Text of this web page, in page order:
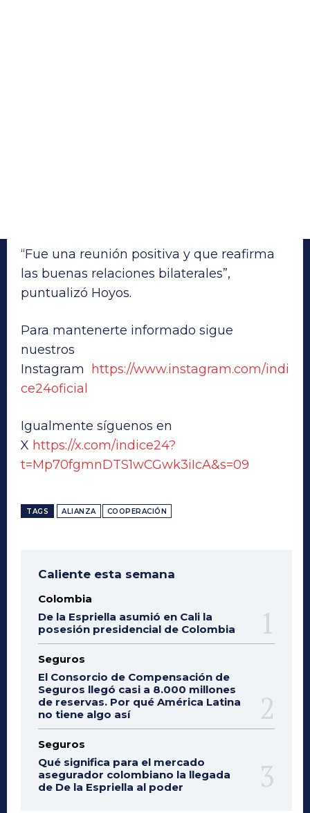
“Fue una reunión positiva y que reafirma
las buenas relaciones bilaterales”,
puntualizó Hoyos.
Para mantenerte informado sigue
nuestros
Instagram
https://www.instagram.com/indi
ce24oficial
Igualmente síguenos en
X https://x.com/indice24?
t=Mp70fgmnDTS1wCGwk3iIcA&s=09
TAGS ALIANZA COOPERACIÓN
Caliente esta semana
Colombia
De la Espriella asumió en Cali la
posesión presidencial de Colombia
Seguros
El Consorcio de Compensación de
Seguros llegó casi a 8.000 millones
de reservas. Por qué América Latina
no tiene algo así
Seguros
Qué significa para el mercado
asegurador colombiano la llegada
de De la Espriella al poder